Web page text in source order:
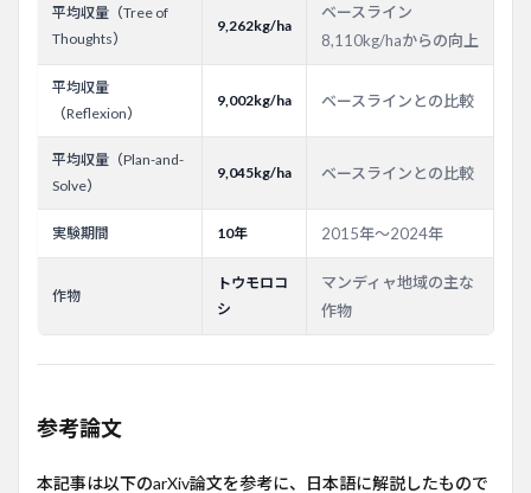
平均収量（Tree of
Thoughts）
9,262kg/ha
ベースライン
8,110kg/haからの向上
平均収量
（Reflexion）
9,002kg/ha ベースラインとの比較
平均収量（Plan-and-
Solve）
9,045kg/ha ベースラインとの比較
実験期間 10年 2015年～2024年
作物
トウモロコ
シ
マンディャ地域の主な
作物
参考論文
本記事は以下のarXiv論文を参考に、日本語に解説したもので